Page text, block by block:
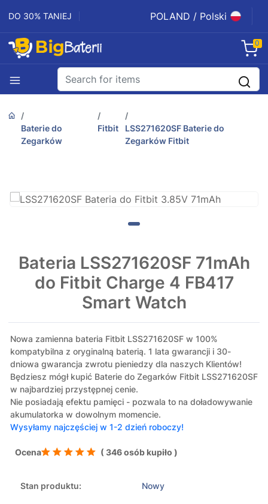
DO 30% TANIEJ POLAND / Polski
0
Baterie do
Zegarków
Fitbit
LSS271620SF Baterie do
Zegarków Fitbit
Bateria LSS271620SF 71mAh
do Fitbit Charge 4 FB417
Smart Watch
Nowa zamienna bateria Fitbit LSS271620SF w 100%
kompatybilna z oryginalną baterią. 1 lata gwarancji i 30-
dniowa gwarancja zwrotu pieniedzy dla naszych Klientów!
Będziesz mógł kupić Baterie do Zegarków Fitbit LSS271620SF
w najbardziej przystępnej cenie.
Nie posiadają efektu pamięci - pozwala to na doładowywanie
akumulatorka w dowolnym momencie.
Wysyłamy najczęściej w 1-2 dzień roboczy!
Ocena ( 346 osób kupiło )
Stan produktu: Nowy